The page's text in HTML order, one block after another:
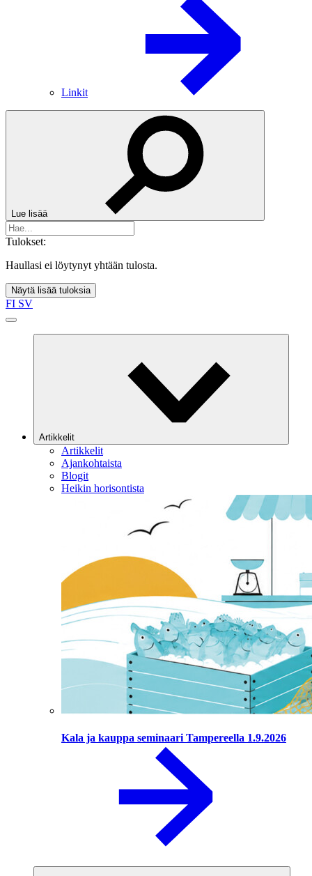
Linkit
Lue lisää
Tulokset:
Haullasi ei löytynyt yhtään tulosta.
Näytä lisää tuloksia
FI SV
Artikkelit
Artikkelit
Ajankohtaista
Blogit
Heikin horisontista
Kala ja kauppa seminaari Tampereella 1.9.2026